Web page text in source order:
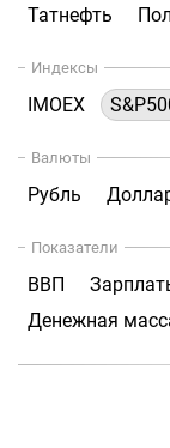
Татнефть
Индексы
IMOEX
Валюты
Рубль
Показатели
ВВП
Денежная